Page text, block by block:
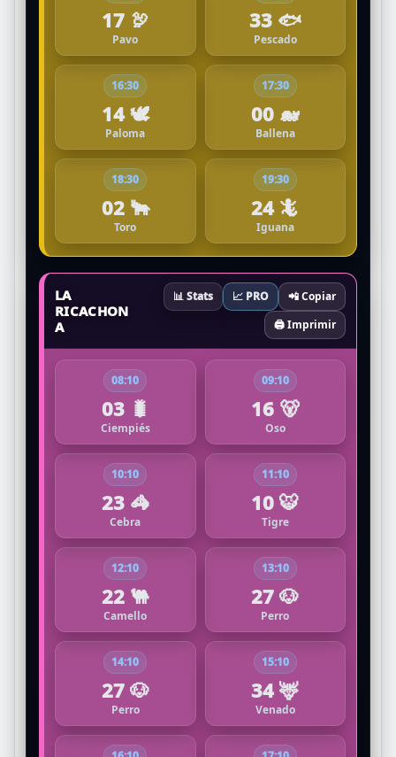
17 🦃
Pavo
33 🐟
Pescado
16:30
14 🕊️
Paloma
17:30
00 🐋
Ballena
18:30
02 🐂
Toro
19:30
24 🦎
Iguana
LA
RICACHON
A
📊 Stats 📈 PRO
📲 Copiar
🖨️ Imprimir
08:10
03 🐛
Ciempiés
09:10
16 🐻
Oso
10:10
23 🦓
Cebra
11:10
10 🐯
Tigre
12:10
22 🐫
Camello
13:10
27 🐶
Perro
14:10
27 🐶
Perro
15:10
34 🦌
Venado